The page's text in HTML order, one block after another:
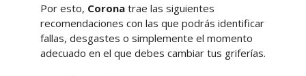
Por esto, Coronatrae las siguientes
recomendaciones con las que podrás identificar
fallas, desgastes o simplemente el momento
adecuado en el que debes cambiar tus griferías.